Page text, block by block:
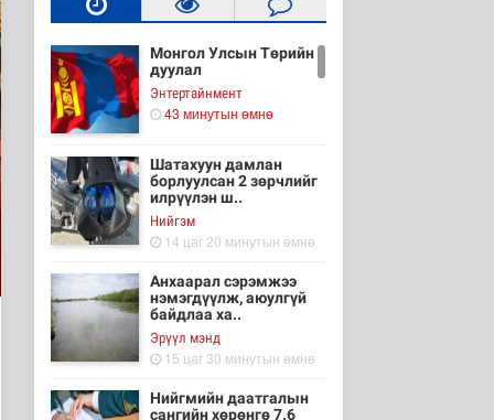
Монгол Улсын Төрийн
дуулал
Энтертайнмент
43 минутын өмнө
Шатахуун дамлан
борлуулсан 2 зөрчлийг
илрүүлэн ш..
Нийгэм
14 цаг 20 минутын өмнө
Анхаарал сэрэмжээ
нэмэгдүүлж, аюулгүй
байдлаа ха..
Эрүүл мэнд
15 цаг 30 минутын өмнө
Нийгмийн даатгалын
сангийн хөрөнгө 7.6